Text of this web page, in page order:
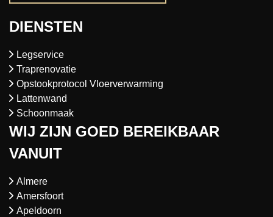
DIENSTEN
Legservice
Traprenovatie
Opstookprotocol Vloerverwarming
Lattenwand
Schoonmaak
WIJ ZIJN GOED BEREIKBAAR
VANUIT
Almere
Amersfoort
Apeldoorn